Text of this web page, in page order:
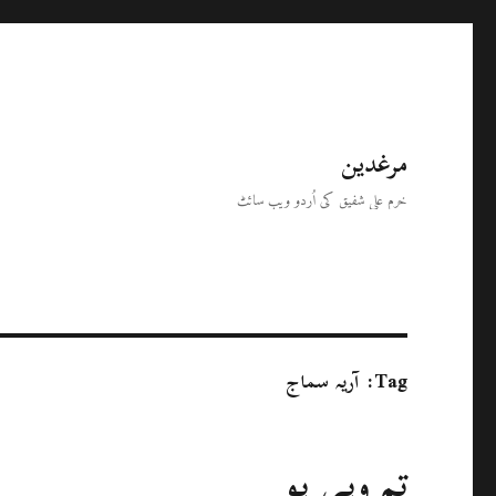
مرغدین
خرم علی شفیق کی اُردو ویب سائٹ
Tag: آریہ سماج